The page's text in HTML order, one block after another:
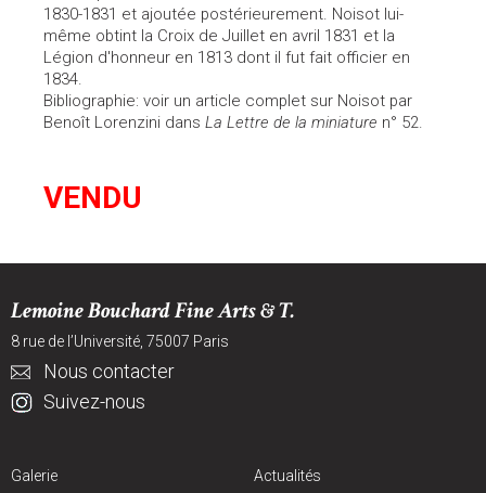
1830-1831 et ajoutée postérieurement. Noisot lui-
même obtint la Croix de Juillet en avril 1831 et la
Légion d'honneur en 1813 dont il fut fait officier en
1834.
Bibliographie: voir un article complet sur Noisot par
Benoît Lorenzini dans La Lettre de la miniature n° 52.
VENDU
Lemoine Bouchard Fine Arts & T.
8 rue de l’Université, 75007 Paris
Nous contacter
Suivez-nous
Galerie Actualités